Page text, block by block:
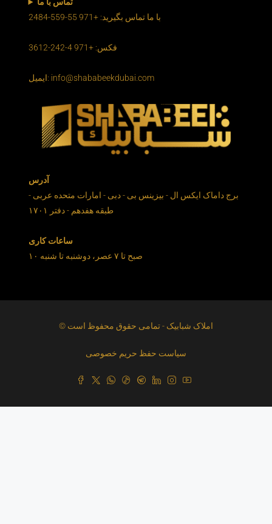
با ما تماس بگیرید: +971 55-559-2484
فکس: +971 4-242-3612
ایمیل: info@shababeekdubai.com
آدرس
برج داماک ایکس ال - بیزینس بی - دبی - امارات متحده عربی -
طبقه هفدهم - دفتر ۱۷۰۱
ساعات کاری
۱۰ صبح تا ۷ عصر، دوشنبه تا شنبه
© املاک شبابیک - تمامی حقوق محفوظ است
سیاست حفظ حریم خصوصی